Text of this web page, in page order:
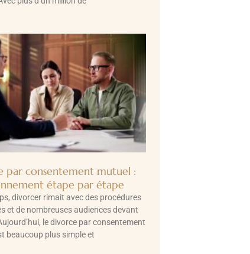
par consentement mutuel :
étape par étape
divorcer rimait avec des procédures
et de nombreuses audiences devant
le divorce par consentement
beaucoup plus simple et